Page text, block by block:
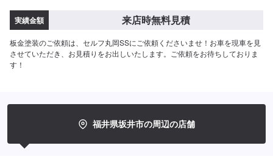
実績金額 来店時無料見積
板金塗装のご依頼は、セルフ丸岡SSにご依頼くださいませ！お車を現車を見
させていただき、お見積りをお出しいたします。ご依頼をお待ちしておりま
す！
福井県坂井市の周辺の店舗